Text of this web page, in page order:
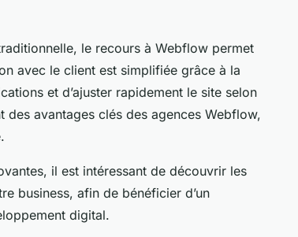
le recours à Webflow permet
avec le client est simplifiée grâce à la
et d’ajuster rapidement le site selon
avantages clés des agences Webflow,
il est intéressant de découvrir les
business, afin de bénéficier d’un
digital.